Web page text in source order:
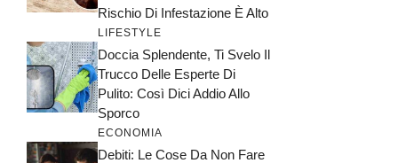
Rischio Di Infestazione È Alto
LIFESTYLE
Doccia Splendente, Ti Svelo Il
Trucco Delle Esperte Di
Pulito: Così Dici Addio Allo
Sporco
ECONOMIA
Debiti: Le Cose Da Non Fare